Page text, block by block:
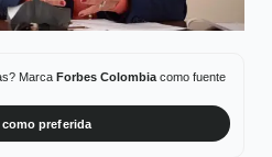
Marca Forbes Colombiacomo fuente
como preferida